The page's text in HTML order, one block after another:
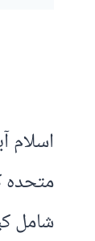
اسلام
متحدہ
شامل